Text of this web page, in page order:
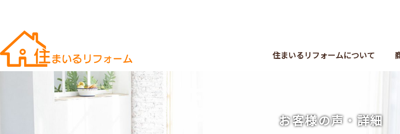
住まいるリフォームについて
お客様の声・詳細